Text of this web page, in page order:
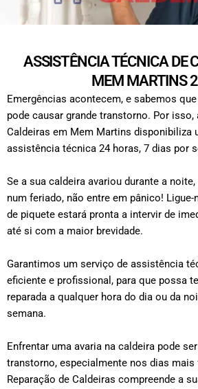
ASSISTÊNCIA TÉCNICA DE
MEM MARTINS
Emergências acontecem, e sabemos
pode causar grande transtorno. Por isso,
Caldeiras em Mem Martins disponibiliza
assistência técnica 24 horas, 7 dias por
Se a sua caldeira avariou durante a
num feriado, não entre em pânico!
de piquete estará pronta a intervir de
até si com a maior brevidade.
Garantimos um serviço de assistência
eficiente e profissional, para que possa
reparada a qualquer hora do dia ou da
semana.
Enfrentar uma avaria na caldeira pode
transtorno, especialmente nos dias mais
Reparação de Caldeiras compreende a